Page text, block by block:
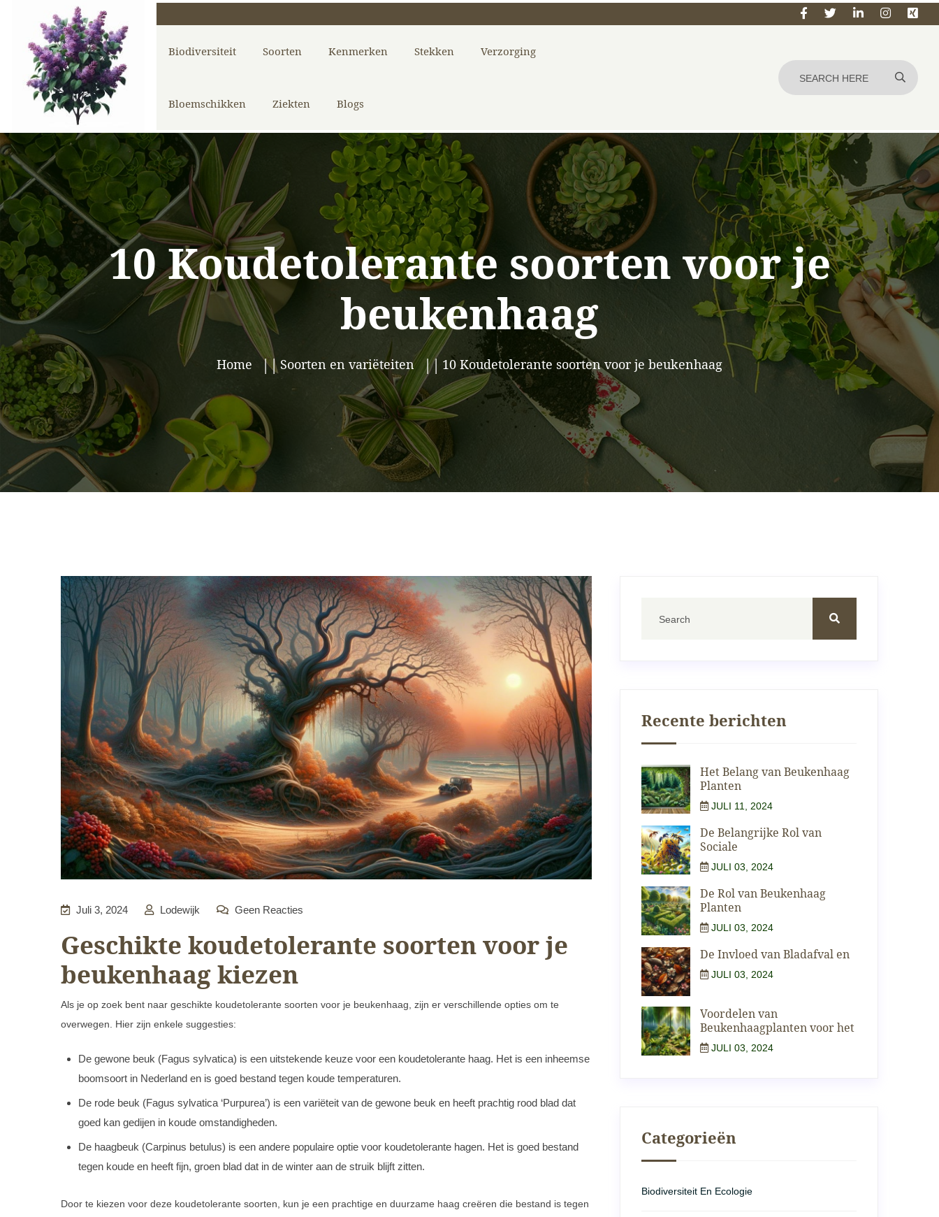
Biodiversiteit Soorten Kenmerken Stekken Verzorging
Bloemschikken Ziekten Blogs
10 Koudetolerante soorten voor je
beukenhaag
Home Soorten en variëteiten 10 Koudetolerante soorten voor je beukenhaag
Juli 3, 2024 Lodewijk Geen Reacties
Geschikte koudetolerante soorten voor je
beukenhaag kiezen
Als je op zoek bent naar geschikte koudetolerante soorten voor je beukenhaag, zijn er verschillende opties om te
overwegen. Hier zijn enkele suggesties:
De gewone beuk (Fagus sylvatica) is een uitstekende keuze voor een koudetolerante haag. Het is een inheemse
boomsoort in Nederland en is goed bestand tegen koude temperaturen.
De rode beuk (Fagus sylvatica ‘Purpurea’) is een variëteit van de gewone beuk en heeft prachtig rood blad dat
goed kan gedijen in koude omstandigheden.
De haagbeuk (Carpinus betulus) is een andere populaire optie voor koudetolerante hagen. Het is goed bestand
tegen koude en heeft fijn, groen blad dat in de winter aan de struik blijft zitten.
Door te kiezen voor deze koudetolerante soorten, kun je een prachtige en duurzame haag creëren die bestand is tegen
Recente berichten
Het Belang van Beukenhaag
Planten
JULI 11, 2024
De Belangrijke Rol van
Sociale
JULI 03, 2024
De Rol van Beukenhaag
Planten
JULI 03, 2024
De Invloed van Bladafval en
JULI 03, 2024
Voordelen van
Beukenhaagplanten voor het
JULI 03, 2024
Categorieën
Biodiversiteit En Ecologie